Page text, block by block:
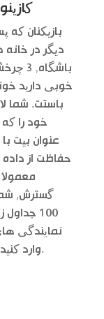
کازینو
بازیکنان که
دیگر در
باستت. شما
خود را
عنوان بیت
گسترش,
100
نمایندگی
وارد کنید و شروع به ساخت شرط پول واقعی.